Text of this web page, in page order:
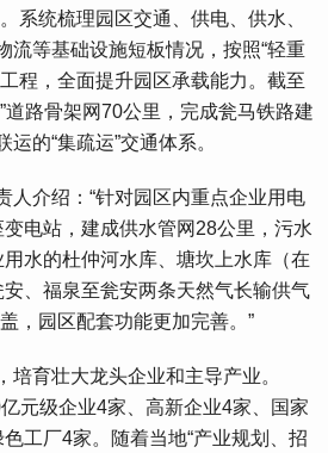
系统梳理园区交通、供电、供水、
流等基础设施短板情况，按照“轻重
程，全面提升园区承载能力。截至
道路骨架网70公里，完成瓮马铁路建
的“集疏运”交通体系。
介绍：“针对园区内重点企业用电
电站，建成供水管网28公里，污水
水的杜仲河水库、塘坎上水库（在
、福泉至瓮安两条天然气长输供气
，园区配套功能更加完善。”
育壮大龙头企业和主导产业。
元级企业4家、高新企业4家、国家
工厂4家。随着当地“产业规划、招